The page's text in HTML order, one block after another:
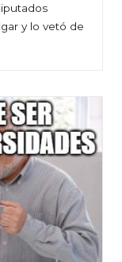
y lo vetó de